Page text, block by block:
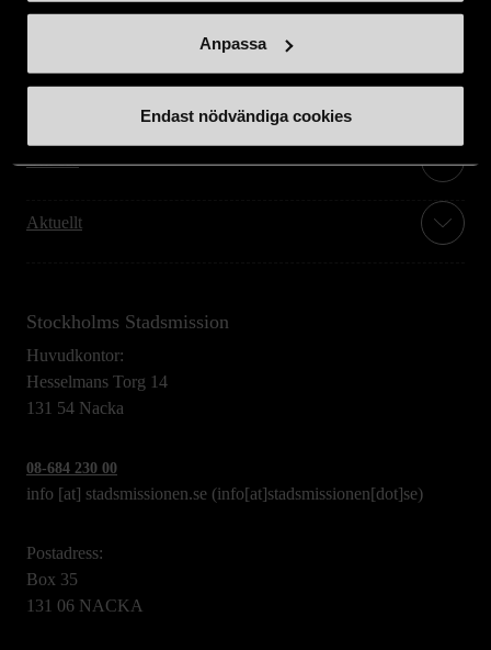
Anpassa
Endast nödvändiga cookies
Om oss
Aktuellt
Stockholms Stadsmission
Huvudkontor:
Hesselmans Torg 14
131 54 Nacka
08-684 230 00
info [at] stadsmissionen.se (info[at]stadsmissionen[dot]se)
Postadress:
Box 35
131 06 NACKA